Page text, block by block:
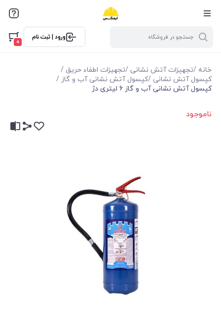
ورود | ثبت نام
0
خانه /تجهیزات آتش نشانی /تجهیزات اطفاء حریق /
کپسول آتش نشانی /کپسول آتش نشانی آب و گاز /
کپسول آتش نشانی آب و گاز 6 لیتری دژ
ناموجود